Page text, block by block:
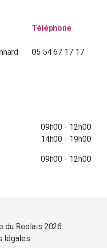
Téléphone
05 54 67 17 17
09h00 - 12h00
14h00 - 19h00
09h00 - 12h00
du Reolais 2026.
légales